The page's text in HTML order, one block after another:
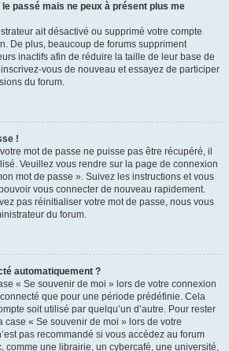
passé mais ne peux à présent plus me
ait désactivé ou supprimé votre compte
De plus, beaucoup de forums suppriment
inactifs afin de réduire la taille de leur base de
vous de nouveau et essayez de participer
du forum.
!
mot de passe ne puisse pas être récupéré, il
Veuillez vous rendre sur la page de connexion
mot de passe ». Suivez les instructions et vous
vous connecter de nouveau rapidement.
pas réinitialiser votre mot de passe, nous vous
du forum.
automatiquement ?
« Se souvenir de moi » lors de votre connexion
que pour une période prédéfinie. Cela
soit utilisé par quelqu’un d’autre. Pour rester
case « Se souvenir de moi » lors de votre
pas recommandé si vous accédez au forum
comme une librairie, un cybercafé, une université,